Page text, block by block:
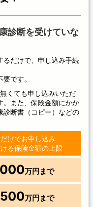
診断を受けていな
るだけで、申し込み手続
です。
くても申し込みいただ
。また、保険金額にかか
診断書（コピー）などの
けでお申し込み
る保険金額の上限
万円まで
万円まで